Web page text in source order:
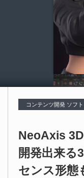
コンテンツ開発 ソフ
NeoAxis
開発出来る
センス形態